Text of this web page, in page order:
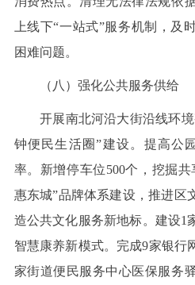
上线下“一站式”服务机制，及
困难问题。
（八）强化公共服务供给
开展南北河沿大街沿线环境
钟便民生活圈”建设。提高公
率。新增停车位500个，挖掘共
惠东城”品牌体系建设，推进区
造公共文化服务新地标。建设1
智慧康养新模式。完成9家银行
家街道便民服务中心医保服务